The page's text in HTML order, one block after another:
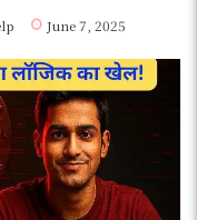
June 7, 2025